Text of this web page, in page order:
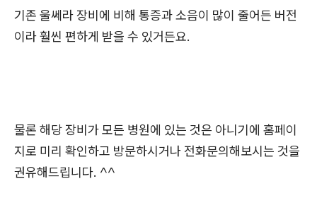
기존 울쎄라 장비에 비해 통증과 소음이 많이 줄어든 버전
이라 훨씬 편하게 받을 수 있거든요.
물론 해당 장비가 모든 병원에 있는 것은 아니기에 홈페이
지로 미리 확인하고 방문하시거나 전화문의해보시는 것을
권유해드립니다. ^^